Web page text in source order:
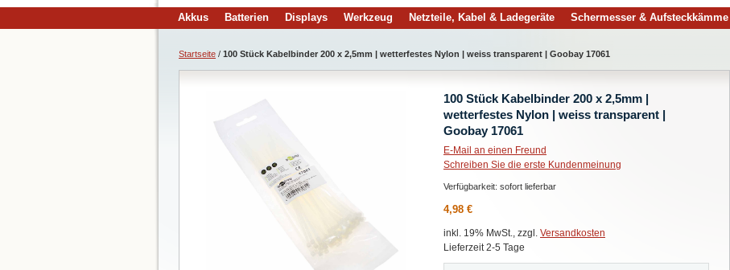
Akkus Batterien Displays Werkzeug Netzteile, Kabel & Ladegeräte Schermesser & Aufsteckkämme
Startseite / 100 Stück Kabelbinder 200 x 2,5mm | wetterfestes Nylon | weiss transparent | Goobay 17061
100 Stück Kabelbinder 200 x 2,5mm |
wetterfestes Nylon | weiss transparent |
Goobay 17061
E-Mail an einen Freund
Schreiben Sie die erste Kundenmeinung
Verfügbarkeit: sofort lieferbar
4,98 €
inkl. 19% MwSt., zzgl. Versandkosten
Lieferzeit 2-5 Tage